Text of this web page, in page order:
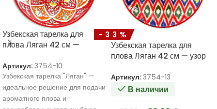
Узбекская тарелка для
плова Ляган 42 см —
подсолнухов
Артикул: 3754-10
Узбекская тарелка "Ляган" —
идеальное решение для подачи
ароматного плова и
-33%
Узбекская тарелка для
плова Ляган 42 см — узор
Артикул: 3754-13
В наличии